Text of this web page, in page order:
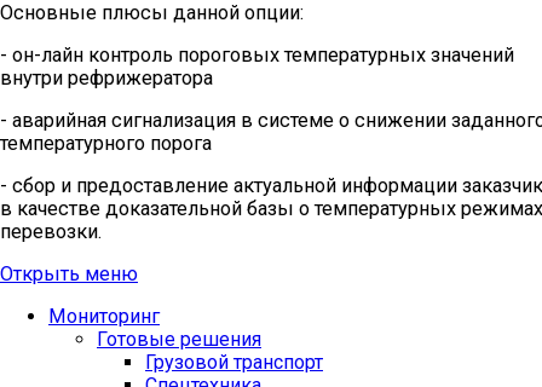
Основные плюсы данной опции:
- он-лайн контроль пороговых температурных значений
внутри рефрижератора
- аварийная сигнализация в системе о снижении
температурного порога
- сбор и предоставление актуальной информации
в качестве доказательной базы о температурных
перевозки.
Открыть меню
Мониторинг
Готовые решения
Грузовой транспорт